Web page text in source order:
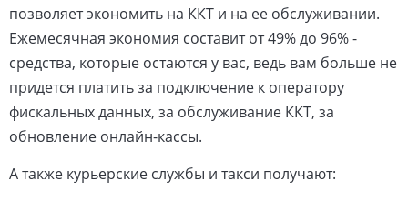
позволяет экономить на ККТ и на ее обслуживании.
Ежемесячная экономия составит от 49% до 96% -
средства, которые остаются у вас, ведь вам больше не
придется платить за подключение к оператору
фискальных данных, за обслуживание ККТ, за
обновление онлайн-кассы.
А также курьерские службы и такси получают: